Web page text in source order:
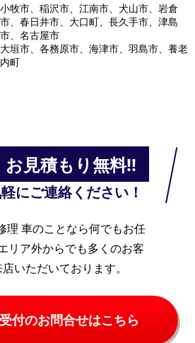
牧市、稲沢市、江南市、犬山市、岩倉
、春日井市、大口町、長久手市、津島
、名古屋市
垣市、各務原市、海津市、羽島市、養老
町
お見積もり無料!!
にご連絡ください！
理 車のことなら何でもお任
リア外からでも多くのお客
いただいております。
付のお問合せはこちら